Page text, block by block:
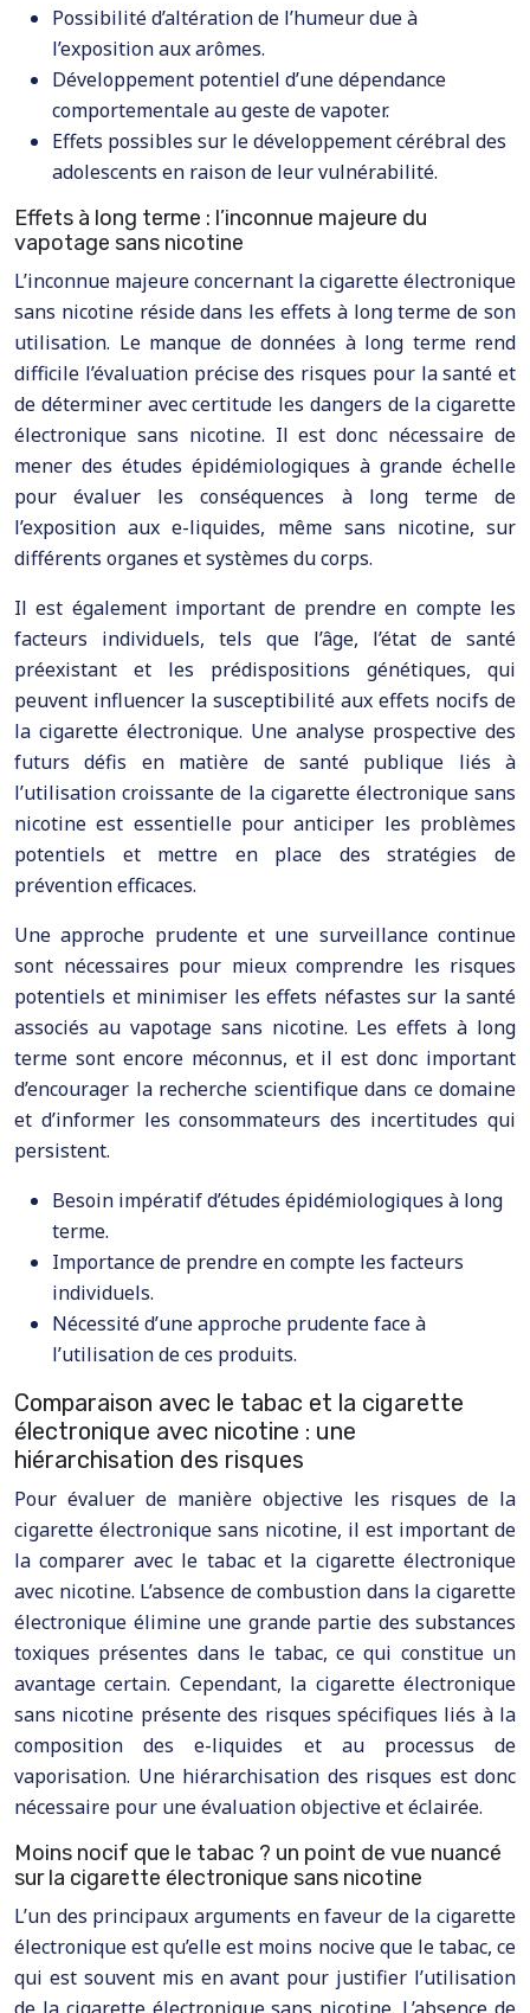
Possibilité d’altération de l’humeur due à
l’exposition aux arômes.
Développement potentiel d’une dépendance
comportementale au geste de vapoter.
Effets possibles sur le développement cérébral des
adolescents en raison de leur vulnérabilité.
Effets à long terme : l’inconnue majeure du
vapotage sans nicotine
L’inconnue majeure concernant la cigarette électronique
sans nicotine réside dans les effets à long terme de son
utilisation. Le manque de données à long terme rend
difficile l’évaluation précise des risques pour la santé et
de déterminer avec certitude les dangers de la cigarette
électronique sans nicotine. Il est donc nécessaire de
mener des études épidémiologiques à grande échelle
pour évaluer les conséquences à long terme de
l’exposition aux e-liquides, même sans nicotine, sur
différents organes et systèmes du corps.
Il est également important de prendre en compte les
facteurs individuels, tels que l’âge, l’état de santé
préexistant et les prédispositions génétiques, qui
peuvent influencer la susceptibilité aux effets nocifs de
la cigarette électronique. Une analyse prospective des
futurs défis en matière de santé publique liés à
l’utilisation croissante de la cigarette électronique sans
nicotine est essentielle pour anticiper les problèmes
potentiels et mettre en place des stratégies de
prévention efficaces.
Une approche prudente et une surveillance continue
sont nécessaires pour mieux comprendre les risques
potentiels et minimiser les effets néfastes sur la santé
associés au vapotage sans nicotine. Les effets à long
terme sont encore méconnus, et il est donc important
d’encourager la recherche scientifique dans ce domaine
et d’informer les consommateurs des incertitudes qui
persistent.
Besoin impératif d’études épidémiologiques à long
terme.
Importance de prendre en compte les facteurs
individuels.
Nécessité d’une approche prudente face à
l’utilisation de ces produits.
Comparaison avec le tabac et la cigarette
électronique avec nicotine : une
hiérarchisation des risques
Pour évaluer de manière objective les risques de la
cigarette électronique sans nicotine, il est important de
la comparer avec le tabac et la cigarette électronique
avec nicotine. L’absence de combustion dans la cigarette
électronique élimine une grande partie des substances
toxiques présentes dans le tabac, ce qui constitue un
avantage certain. Cependant, la cigarette électronique
sans nicotine présente des risques spécifiques liés à la
composition des e-liquides et au processus de
vaporisation. Une hiérarchisation des risques est donc
nécessaire pour une évaluation objective et éclairée.
Moins nocif que le tabac ? un point de vue nuancé
sur la cigarette électronique sans nicotine
L’un des principaux arguments en faveur de la cigarette
électronique est qu’elle est moins nocive que le tabac, ce
qui est souvent mis en avant pour justifier l’utilisation
de la cigarette électronique sans nicotine. L’absence de